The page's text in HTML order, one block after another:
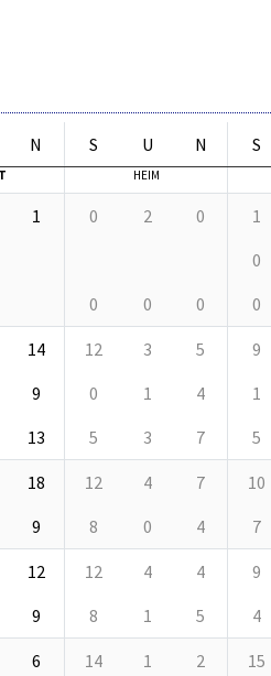
N S U N S
HEIM
1 0 2 0 1
0
0 0 0 0
14 12 3 5 9
9 0 1 4 1
13 5 3 7 5
18 12 4 7 10
9 8 0 4 7
12 12 4 4 9
9 8 1 5 4
6 14 1 2 15